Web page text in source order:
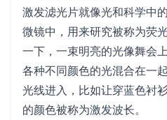
激发滤光片就像光和科学中
微镜中，用来研究被称为荧
一下，一束明亮的光像舞会
各种不同颜色的光混合在一
光线进入，比如让穿蓝色衬
的颜色被称为激发波长。